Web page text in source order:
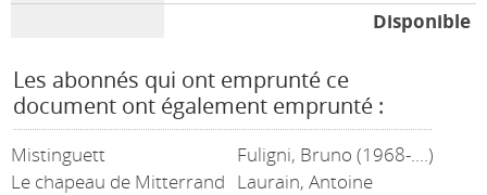
Disponible
Les abonnés qui ont emprunté ce
document ont également emprunté :
Mistinguett
Fuligni, Bruno (1968-....)
Le chapeau de Mitterrand Laurain, Antoine